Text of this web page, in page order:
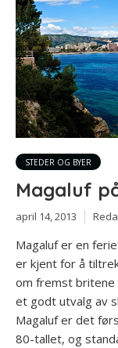
STEDER OG BYER
Magaluf
april 14, 2013
Magaluf er en
er kjent for å
om fremst britene
et godt utvalg av
Magaluf er det
80-tallet, og